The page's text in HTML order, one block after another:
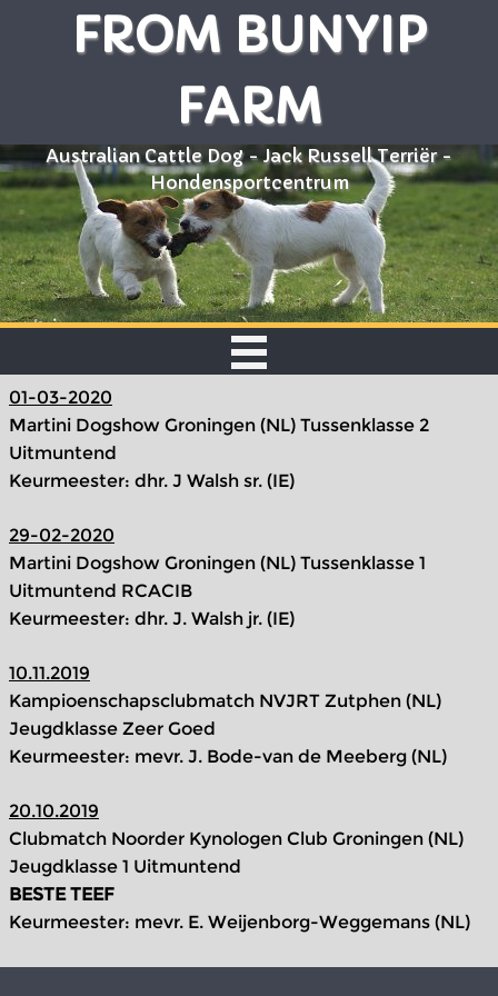
01-03-2020
Martini Dogshow Groningen (NL) Tussenklasse 2
Uitmuntend
Keurmeester: dhr. J Walsh sr. (IE)
29-02-2020
Martini Dogshow Groningen (NL) Tussenklasse 1
Uitmuntend RCACIB
Keurmeester: dhr. J. Walsh jr. (IE)
10.11.2019
Kampioenschapsclubmatch NVJRT Zutphen (NL)
Jeugdklasse Zeer Goed
Keurmeester: mevr. J. Bode-van de Meeberg (NL)
20.10.2019
Clubmatch Noorder Kynologen Club Groningen (NL)
Jeugdklasse 1 Uitmuntend
BESTE TEEF
Keurmeester: mevr. E. Weijenborg-Weggemans (NL)
FROM BUNYIP
FARM
Australian Cattle Dog - Jack Russell Terriër -
Hondensportcentrum